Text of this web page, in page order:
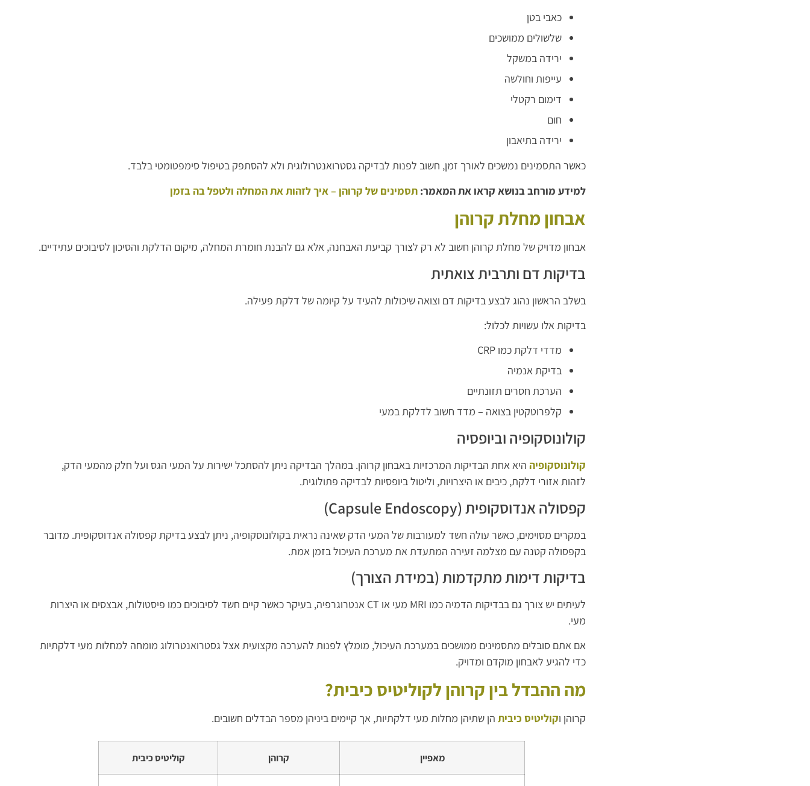
כאבי בטן
שלשולים ממושכים
ירידה במשקל
עייפות וחולשה
דימום רקטלי
חום
ירידה בתיאבון
כאשר התסמינים נמשכים לאורך זמן, חשוב לפנות לבדיקה גסטרואנטרולוגית ולא להסתפק בטיפול סימפטומטי בלבד.
למידע מורחב בנושא קראו את המאמר: תסמינים של קרוהן – איך לזהות את המחלה ולטפל בה בזמן
אבחון מחלת קרוהן
אבחון מדויק של מחלת קרוהן חשוב לא רק לצורך קביעת האבחנה, אלא גם להבנת חומרת המחלה, מיקום הדלקת והסיכון לסיבוכים עתידיים.
בדיקות דם ותרבית צואתית
בשלב הראשון נהוג לבצע בדיקות דם וצואה שיכולות להעיד על קיומה של דלקת פעילה.
בדיקות אלו עשויות לכלול:
מדדי דלקת כמו CRP
בדיקת אנמיה
הערכת חסרים תזונתיים
קלפרוטקטין בצואה – מדד חשוב לדלקת במעי
קולונוסקופיה וביופסיה
קולונוסקופיה היא אחת הבדיקות המרכזיות באבחון קרוהן. במהלך הבדיקה ניתן להסתכל ישירות על המעי הגס ועל חלק מהמעי הדק,
לזהות אזורי דלקת, כיבים או היצרויות, וליטול ביופסיות לבדיקה פתולוגית.
קפסולה אנדוסקופית (Capsule Endoscopy)
במקרים מסוימים, כאשר עולה חשד למעורבות של המעי הדק שאינה נראית בקולונוסקופיה, ניתן לבצע בדיקת קפסולה אנדוסקופית. מדובר
בקפסולה קטנה עם מצלמה זעירה המתעדת את מערכת העיכול בזמן אמת.
בדיקות דימות מתקדמות (במידת הצורך)
לעיתים יש צורך גם בבדיקות הדמיה כמו MRI מעי או CT אנטרוגרפיה, בעיקר כאשר קיים חשד לסיבוכים כמו פיסטולות, אבצסים או היצרות
מעי.
אם אתם סובלים מתסמינים ממושכים במערכת העיכול, מומלץ לפנות להערכה מקצועית אצל גסטרואנטרולוג מומחה למחלות מעי דלקתיות
כדי להגיע לאבחון מוקדם ומדויק.
מה ההבדל בין קרוהן לקוליטיס כיבית?
קרוהן וקוליטיס כיבית הן שתיהן מחלות מעי דלקתיות, אך קיימים ביניהן מספר הבדלים חשובים.
מאפיין קרוהן קוליטיס כיבית